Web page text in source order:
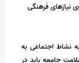
نیازهای فرهنگی
نشاط اجتماعی به
جامعه باید در